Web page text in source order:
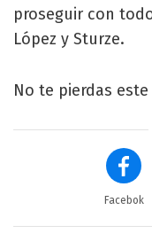
proseguir con
López y Sturze.
No te pierdas
Facebok